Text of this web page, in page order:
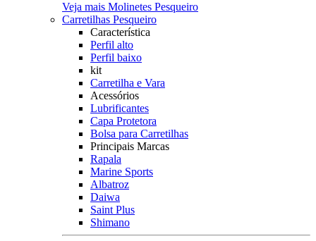
Veja mais Molinetes Pesqueiro
Carretilhas Pesqueiro
Característica
Perfil alto
Perfil baixo
kit
Carretilha e Vara
Acessórios
Lubrificantes
Capa Protetora
Bolsa para Carretilhas
Principais Marcas
Rapala
Marine Sports
Albatroz
Daiwa
Saint Plus
Shimano